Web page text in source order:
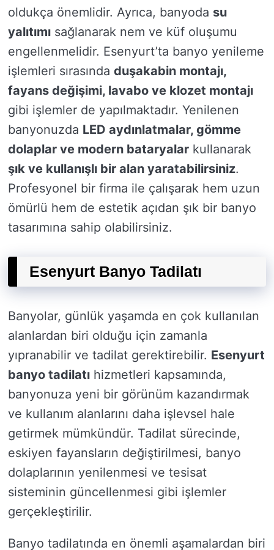
oldukça önemlidir. Ayrıca, banyoda su
yalıtımı sağlanarak nem ve küf oluşumu
engellenmelidir. Esenyurt’ta banyo yenileme
işlemleri sırasında duşakabin montajı,
fayans değişimi, lavabo ve klozet montajı
gibi işlemler de yapılmaktadır. Yenilenen
banyonuzda LED aydınlatmalar, gömme
dolaplar ve modern bataryalar kullanarak
şık ve kullanışlı bir alan yaratabilirsiniz.
Profesyonel bir firma ile çalışarak hem uzun
ömürlü hem de estetik açıdan şık bir banyo
tasarımına sahip olabilirsiniz.
Esenyurt Banyo Tadilatı
Banyolar, günlük yaşamda en çok kullanılan
alanlardan biri olduğu için zamanla
yıpranabilir ve tadilat gerektirebilir. Esenyurt
banyo tadilatı hizmetleri kapsamında,
banyonuza yeni bir görünüm kazandırmak
ve kullanım alanlarını daha işlevsel hale
getirmek mümkündür. Tadilat sürecinde,
eskiyen fayansların değiştirilmesi, banyo
dolaplarının yenilenmesi ve tesisat
sisteminin güncellenmesi gibi işlemler
gerçekleştirilir.
Banyo tadilatında en önemli aşamalardan biri